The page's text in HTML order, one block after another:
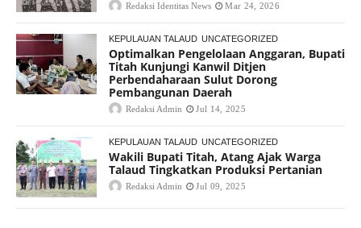
Redaksi Identitas News Mar 24, 2026
KEPULAUAN TALAUD UNCATEGORIZED
Optimalkan Pengelolaan Anggaran, Bupati
Titah Kunjungi Kanwil Ditjen
Perbendaharaan Sulut Dorong
Pembangunan Daerah
Redaksi Admin Jul 14, 2025
KEPULAUAN TALAUD UNCATEGORIZED
Wakili Bupati Titah, Atang Ajak Warga
Talaud Tingkatkan Produksi Pertanian
Redaksi Admin Jul 09, 2025